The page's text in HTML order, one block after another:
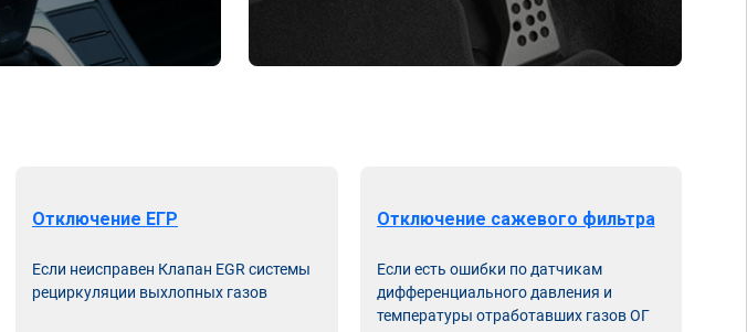
Отключение ЕГР
Если неисправен Клапан EGR системы
рециркуляции выхлопных газов
Отключение сажевого фильтра
Если есть ошибки по датчикам
дифференциального давления и
температуры отработавших газов ОГ